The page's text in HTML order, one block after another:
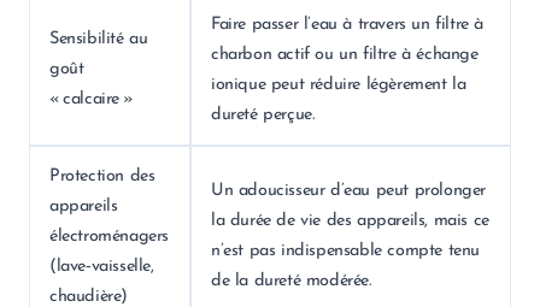
Sensibilité au
goût
« calcaire »
Faire passer l’eau à travers un filtre à
charbon actif ou un filtre à échange
ionique peut réduire légèrement la
dureté perçue.
Protection des
appareils
électroménagers
(lave‑vaisselle,
chaudière)
Un adoucisseur d’eau peut prolonger
la durée de vie des appareils, mais ce
n’est pas indispensable compte tenu
de la dureté modérée.